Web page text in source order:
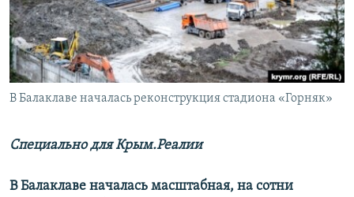
ПОБЕДИТЕЛЕЙ НЕ СУДЯТ?
КРЫМ.НЕПОКОРЕННЫЙ
ELIFBE
УКРАИНСКАЯ ПРОБЛЕМА КРЫМА
ПРИСОЕДИНЯЙТЕСЬ!
В Балаклаве началась реконструкция стадиона «Горняк»
Специально для Крым.Реалии
В Балаклаве началась масштабная, на сотни